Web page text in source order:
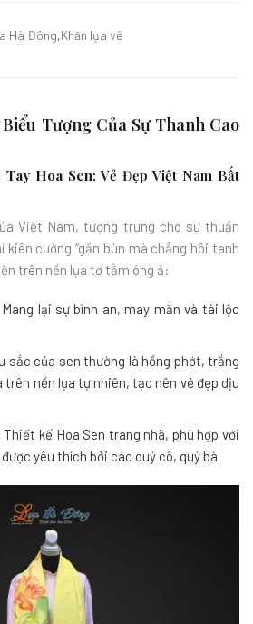
Hà Đông,Khăn lụa vẽ
Tượng Của Sự Thanh Cao
Tay Hoa Sen: Vẻ Đẹp Việt Nam Bất
Việt Nam, tượng trưng cho sự thuần
cường “gần bùn mà chẳng hôi tanh
trên nền lụa tơ tằm óng ả:
Mang lại sự bình an, may mắn và tài lộc
sắc của sen thường là hồng phớt, trắng
trên nền lụa tự nhiên, tạo nên vẻ đẹp dịu
Thiết kế Hoa Sen trang nhã, phù hợp với
yêu thích bởi các quý cô, quý bà.